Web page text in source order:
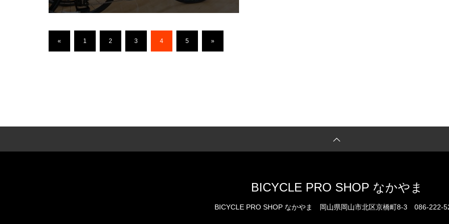
« 1 2 3 4 5 »
BICYCLE PRO SHOP なかやま
BICYCLE PRO SHOP なかやま 岡山県岡山市北区京橋町8-3 086-222-